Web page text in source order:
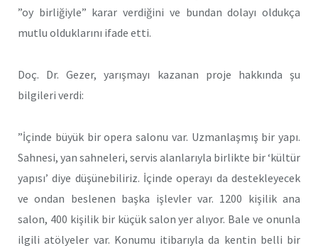
”oy birliğiyle” karar verdiğini ve bundan dolayı oldukça
mutlu olduklarını ifade etti.
Doç. Dr. Gezer, yarışmayı kazanan proje hakkında şu
bilgileri verdi:
”İçinde büyük bir opera salonu var. Uzmanlaşmış bir yapı.
Sahnesi, yan sahneleri, servis alanlarıyla birlikte bir ‘kültür
yapısı’ diye düşünebiliriz. İçinde operayı da destekleyecek
ve ondan beslenen başka işlevler var. 1200 kişilik ana
salon, 400 kişilik bir küçük salon yer alıyor. Bale ve onunla
ilgili atölyeler var. Konumu itibarıyla da kentin belli bir